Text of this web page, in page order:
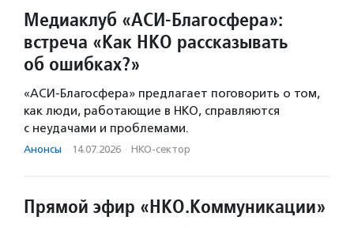
Медиаклуб «АСИ-Благосфера»:
встреча «Как НКО рассказывать
об ошибках?»
«АСИ-Благосфера» предлагает поговорить о том,
как люди, работающие в НКО, справляются
с неудачами и проблемами.
Анонсы · 14.07.2026 · НКО-сектор
Прямой эфир «НКО.Коммуникации»